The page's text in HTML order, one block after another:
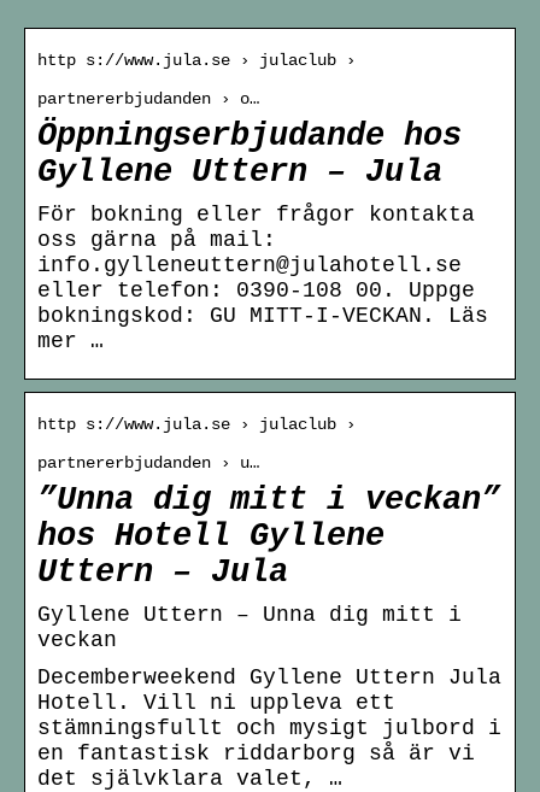
http s://www.jula.se › julaclub ›
partnererbjudanden › o…
Öppningserbjudande hos
Gyllene Uttern – Jula
För bokning eller frågor kontakta
oss gärna på mail:
info.gylleneuttern@julahotell.se
eller telefon: 0390-108 00. Uppge
bokningskod: GU MITT-I-VECKAN. Läs
mer …
http s://www.jula.se › julaclub ›
partnererbjudanden › u…
”Unna dig mitt i veckan”
hos Hotell Gyllene
Uttern – Jula
Gyllene Uttern – Unna dig mitt i
veckan
Decemberweekend Gyllene Uttern Jula
Hotell. Vill ni uppleva ett
stämningsfullt och mysigt julbord i
en fantastisk riddarborg så är vi
det självklara valet, …